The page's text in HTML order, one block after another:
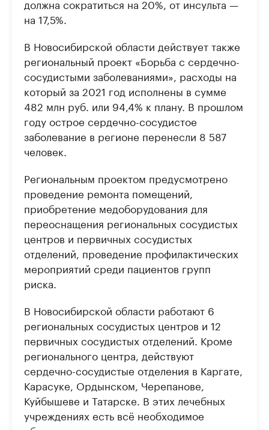
должна сократиться на 20%, от инсульта —
на 17,5%.
В Новосибирской области действует также
региональный проект «Борьба с сердечно-
сосудистыми заболеваниями», расходы на
который за 2021 год исполнены в сумме
482 млн руб. или 94,4% к плану. В прошлом
году острое сердечно-сосудистое
заболевание в регионе перенесли 8 587
человек.
Региональным проектом предусмотрено
проведение ремонта помещений,
приобретение медоборудования для
переоснащения региональных сосудистых
центров и первичных сосудистых
отделений, проведение профилактических
мероприятий среди пациентов групп
риска.
В Новосибирской области работают 6
региональных сосудистых центров и 12
первичных сосудистых отделений. Кроме
регионального центра, действуют
сердечно-сосудистые отделения в Каргате,
Карасуке, Ордынском, Черепанове,
Куйбышеве и Татарске. В этих лечебных
учреждениях есть всё необходимое